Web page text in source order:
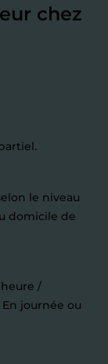
chez
le niveau
domicile de
/
journée ou